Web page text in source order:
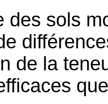
des sols
de la